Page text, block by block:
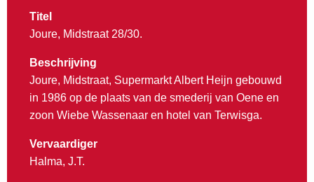
Titel
Joure, Midstraat 28/30.
Beschrijving
Joure, Midstraat, Supermarkt Albert Heijn gebouwd
in 1986 op de plaats van de smederij van Oene en
zoon Wiebe Wassenaar en hotel van Terwisga.
Vervaardiger
Halma, J.T.